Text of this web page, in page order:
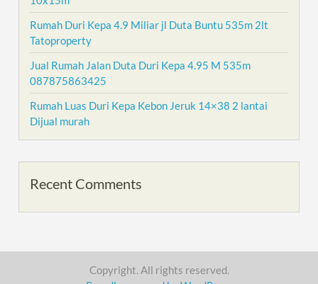
Rumah Duri Kepa 4.9 Miliar jl Duta Buntu 535m 2lt
Tatoproperty
Jual Rumah Jalan Duta Duri Kepa 4.95 M 535m
087875863425
Rumah Luas Duri Kepa Kebon Jeruk 14×38 2 lantai
Dijual murah
Recent Comments
Copyright. All rights reserved.